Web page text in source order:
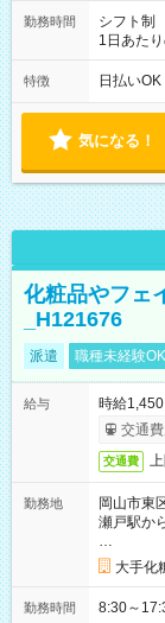
勤務時間
シフト制
1日あた
働8時間
によって
特徴 日払い
気になる！
化粧品やフェ
_H121676
派遣 職種未経験OK
給与
時給1,450
交通
交通費
勤務地
岡山市東
瀬戸駅か
…
大手化
勤務時間 8:30～